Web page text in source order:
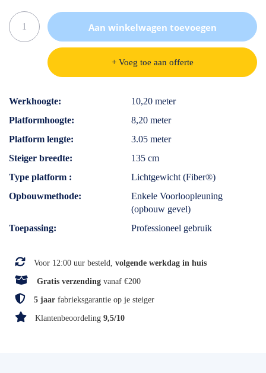
Aan winkelwagen toevoegen
+ Voeg toe aan offerte
Specificaties
Werkhoogte
10,20 meter
Platformhoogte
8,20 meter
Platform lengte
3.05 meter
Steiger breedte
135 cm
Type platform
Lichtgewicht (Fiber®)
Opbouwmethode
Enkele Voorloopleuning
(opbouw gevel)
Toepassing
Professioneel gebruik
Voor 12:00 uur besteld, volgende werkdag in huis
Gratis verzending vanaf €200
5 jaar fabrieksgarantie op je steiger
Klantenbeoordeling 9,5/10